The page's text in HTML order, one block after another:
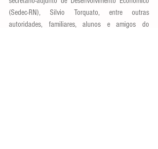
(Sedec-RN), Silvio Torquato, entre outras
autoridades, familiares, alunos e amigos do